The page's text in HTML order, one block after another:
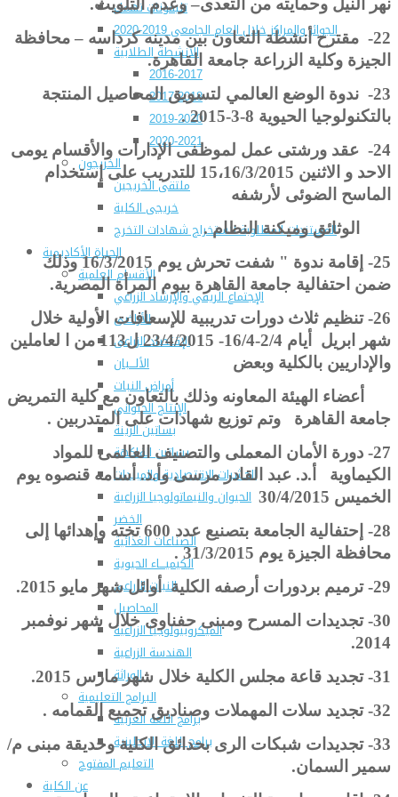
تليفونات تهمك
الجوائز والمراكز خلال العام الجامعى 2019-2020
الأنشطة الطلابية
2016-2017
2017-2018
2019-2020
2020-2021
الخريجون
ملتقى الخريجين
خريجى الكلية
المستندات المطلوبة لاستخراج شهادات التخرج
الحياة الأكاديمية
الأقسام العلمية
الإجتماع الريفي والإرشاد الزراعي
الأراضى
الإقتصاد الزراعى
الألـــبان
أمراض النبات
الإنتاج الحيواني
بساتين الزينة
بساتين الفاكهة
الحشرات الإقتصادية والمبيدات
الحيوان والنيماتولوجيا الزراعية
الخضر
الصناعات الغذائية
الكيميـــاء الحيوية
النبات الزراعى
المحاصيل
الميكروبيولوجيا الزراعية
الهندسة الزراعية
الوراثة
البرامج التعليمية
برامج اللغة العربية
برامج اللغة الانجليزية
التعليم المفتوح
عن الكلية
نهر النيل وحمايته من التعدى– وعدم التلويث.
22-
مقترح أنشطة التعاون بين مدينه كرداسه – محافظة
الجيزة وكلية الزراعة جامعة القاهرة.
23-
ندوة الوضع العالمي لتسويق المحاصيل المنتجة
بالتكنولوجيا الحيوية 8-3-2015 .
24-
عقد ورشتى عمل لموظفى الإدارات والأقسام يومى
الاحد و الاثنين 15،16/3/2015 للتدريب على إستخدام
الماسح الضوئى لأرشفه
الوثائق وميكنة النظام .
25- إ
قامة ندوة " شفت تحرش يوم 16/3/2015 وذلك
ضمن احتفالية جامعة القاهرة بيوم المرأة المصرية.
26- تنظيم ثلاث دورات تدريبية للإسعافات الأولية خلال
شهر ابريل أيام 2/4-16/4- 23/4/2015 ل113 من ا لعاملين
والإداريين بالكلية وبعض
أعضاء الهيئة المعاونه وذلك بالتعاون مع كلية التمريض
جامعة القاهرة وتم توزيع شهادات على المتدربين .
27- دورة الأمان المعملى والتصنيف العالمى للمواد
الكيماوية أ.د. عبد القادر مرسى وأ.د. أسامه قنصوه يوم
الخميس 30/4/2015
28-
إحتفالية الجامعة بتصنيع عدد 600 تخته وإهدائها إلى
محافظة الجيزة يوم 31/3/2015 .
29- ترميم بردورات أرصفه الكلية أوائل شهر مايو 2015.
30- تجديدات المسرح ومبنى حفناوى خلال شهر نوفمبر
2014.
31- تجديد قاعة مجلس الكلية خلال شهر مارس 2015.
32- تجديد سلات المهملات وصناديق تجميع القمامه .
33- تجديدات شبكات الرى بحدائق الكلية وحديقة مبنى م/
سمير السمان.